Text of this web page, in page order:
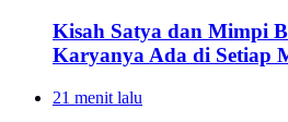
Kisah Satya dan Mimpi
Karyanya Ada di Setiap
21 menit lalu